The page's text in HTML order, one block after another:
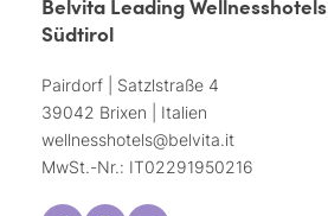
Südtirol
Pairdorf | Satzlstraße 4
39042 Brixen | Italien
wellnesshotels@belvita.it
MwSt.-Nr.: IT02291950216